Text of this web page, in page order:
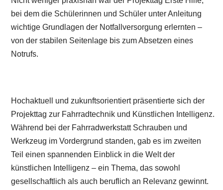
bei dem die Schülerinnen und Schüler unter Anleitung
wichtige Grundlagen der Notfallversorgung erlernten –
von der stabilen Seitenlage bis zum Absetzen eines
Notrufs.
Hochaktuell und zukunftsorientiert präsentierte sich der
Projekttag zur Fahrradtechnik und Künstlichen Intelligenz.
Während bei der Fahrradwerkstatt Schrauben und
Werkzeug im Vordergrund standen, gab es im zweiten
Teil einen spannenden Einblick in die Welt der
künstlichen Intelligenz – ein Thema, das sowohl
gesellschaftlich als auch beruflich an Relevanz gewinnt.